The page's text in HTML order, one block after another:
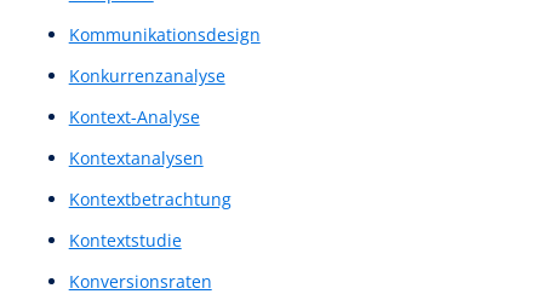
illustrierte Grafiken
Information Architecture
Informationsstrukturierung
Inhaltsdesign
Inhaltslayout